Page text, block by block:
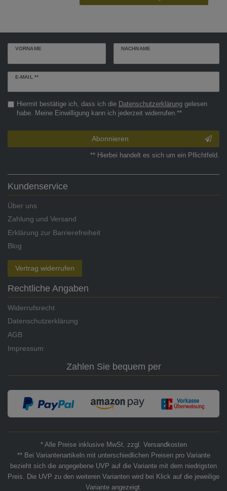
VORNAME NACHNAME
E-MAIL **
Newsletter
Hiermit bestätige ich, dass ich die Daten­schutz­erklärunggelesen
habe. Meine Einwilligung kann ich jederzeit widerrufen.**
Abonnieren
** Hierbei handelt es sich um ein Pflichtfeld.
Kundenservice
Über uns
Zahlung und Versand
Erklärung zur Barrierefreiheit
Blog
Vertrag widerrufen
Rechtliche Angaben
Widerrufsrecht
Datenschutzerklärung
AGB
Impressum
Zahlen Sie bequem per
* Alle Preise inklusive MwSt. zzgl. Versandkosten
** Bei Variantenartikeln mit unterschiedlichen Preisen pro Variante
bezieht sich die angegebene UVP auf die Variante mit dem niedrigsten
Preis. Die UVP zu den weiteren Varianten wird bei Klick auf die jeweilige
Variante angezeigt.